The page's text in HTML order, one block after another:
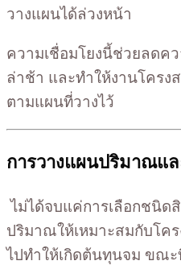
วางแผนได้ล่วงหน้า
ความเชื่อมโยงนี้ช่วยลดคว
ล่าช้า และทำให้งานโครง
ตามแผนที่วางไว้
การวางแผนปริมาณแ
ไม่ได้จบแค่การเลือกชนิด
ปริมาณให้เหมาะสมกับโคร
ไปทำให้เกิดต้นทุนจม ขณะ